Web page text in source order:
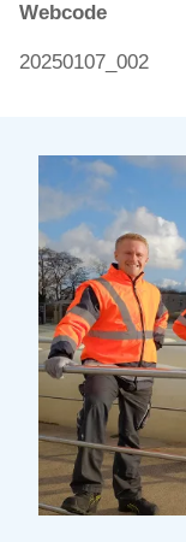
Webcode
20250107_002